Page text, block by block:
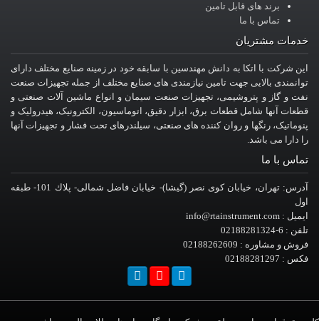
برند های قابل تامین
تماس با ما
خدمات مشتریان
این شرکت با اتکا به دانش مهندسین با سابقه خود در زمینه صنایع مختلف دارای
توانمندی بالایی جهت تامین نیازمندی های صنایع مختلف از جمله تجهیزات صنعت
نفت و گاز و پتروشیمی، تجهیزات صنعت سیمان و انواع ماشین آلات صنعتی و
قطعات آنها شامل قطعات برق، ابزار دقیق، اتوماسیون، الکترونیک، هیدرولیک و
پنوماتیک، رنگها و روان کننده های صنعتی، سیلندرهای تحت فشار و تجهیزات آنها
را دارا می باشد.
تماس با ما
آدرس: تهران، خيابان کوی نصر (گیشا)- خيابان فاضل شمالی- پلاك 101- طبقه
اول
ایمیل : info@rtainstrument.com
تلفن : 6-02188281324
فروش و مشاوره : 02188262609
فکس : 02188281297